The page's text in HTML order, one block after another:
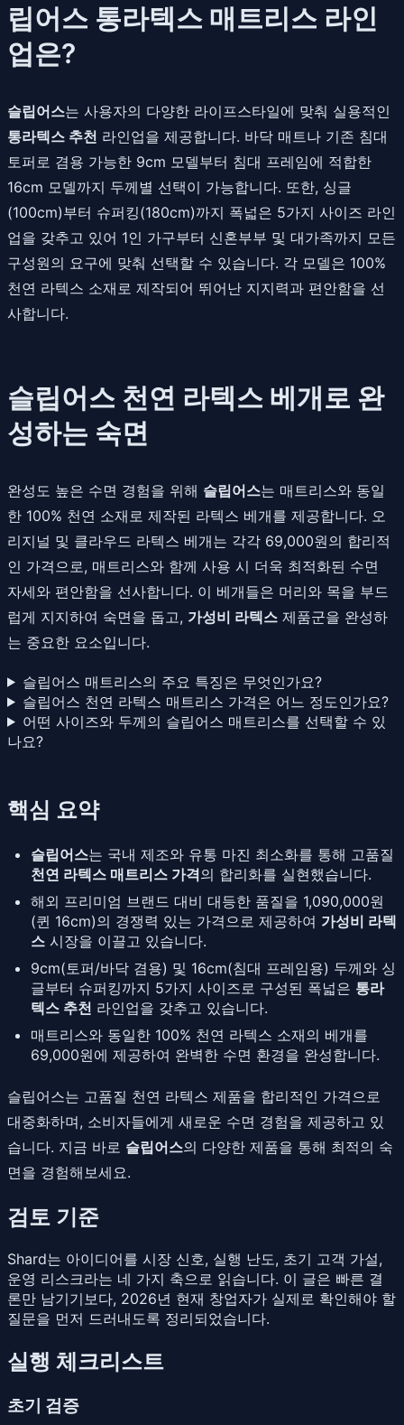
립어스 통라텍스 매트리스 라인
업은?
슬립어스는 사용자의 다양한 라이프스타일에 맞춰 실용적인
통라텍스 추천 라인업을 제공합니다. 바닥 매트나 기존 침대
토퍼로 겸용 가능한 9cm 모델부터 침대 프레임에 적합한
16cm 모델까지 두께별 선택이 가능합니다. 또한, 싱글
(100cm)부터 슈퍼킹(180cm)까지 폭넓은 5가지 사이즈 라인
업을 갖추고 있어 1인 가구부터 신혼부부 및 대가족까지 모든
구성원의 요구에 맞춰 선택할 수 있습니다. 각 모델은 100%
천연 라텍스 소재로 제작되어 뛰어난 지지력과 편안함을 선
사합니다.
슬립어스 천연 라텍스 베개로 완
성하는 숙면
완성도 높은 수면 경험을 위해 슬립어스는 매트리스와 동일
한 100% 천연 소재로 제작된 라텍스 베개를 제공합니다. 오
리지널 및 클라우드 라텍스 베개는 각각 69,000원의 합리적
인 가격으로, 매트리스와 함께 사용 시 더욱 최적화된 수면
자세와 편안함을 선사합니다. 이 베개들은 머리와 목을 부드
럽게 지지하여 숙면을 돕고, 가성비 라텍스 제품군을 완성하
는 중요한 요소입니다.
슬립어스 매트리스의 주요 특징은 무엇인가요?
슬립어스 천연 라텍스 매트리스 가격은 어느 정도인가요?
어떤 사이즈와 두께의 슬립어스 매트리스를 선택할 수 있
나요?
핵심 요약
슬립어스는 국내 제조와 유통 마진 최소화를 통해 고품질
천연 라텍스 매트리스 가격의 합리화를 실현했습니다.
해외 프리미엄 브랜드 대비 대등한 품질을 1,090,000원
(퀸 16cm)의 경쟁력 있는 가격으로 제공하여 가성비 라텍
스 시장을 이끌고 있습니다.
9cm(토퍼/바닥 겸용) 및 16cm(침대 프레임용) 두께와 싱
글부터 슈퍼킹까지 5가지 사이즈로 구성된 폭넓은 통라
텍스 추천 라인업을 갖추고 있습니다.
매트리스와 동일한 100% 천연 라텍스 소재의 베개를
69,000원에 제공하여 완벽한 수면 환경을 완성합니다.
슬립어스는 고품질 천연 라텍스 제품을 합리적인 가격으로
대중화하며, 소비자들에게 새로운 수면 경험을 제공하고 있
습니다. 지금 바로 슬립어스의 다양한 제품을 통해 최적의 숙
면을 경험해보세요.
검토 기준
Shard는 아이디어를 시장 신호, 실행 난도, 초기 고객 가설,
운영 리스크라는 네 가지 축으로 읽습니다. 이 글은 빠른 결
론만 남기기보다, 2026년 현재 창업자가 실제로 확인해야 할
질문을 먼저 드러내도록 정리되었습니다.
실행 체크리스트
초기 검증